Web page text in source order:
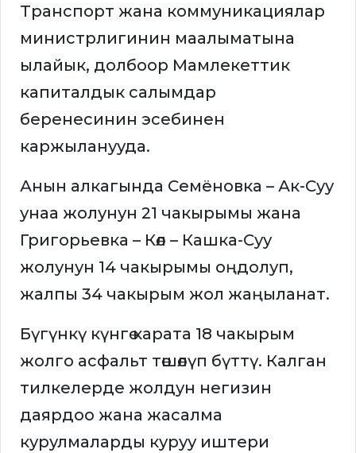
Транспорт жана коммуникациялар
министрлигинин маалыматына
ылайык, долбоор Мамлекеттик
капиталдык салымдар
беренесинин эсебинен
каржыланууда.
Анын алкагында Семёновка – Ак-Суу
унаа жолунун 21 чакырымы жана
Григорьевка – Көл – Кашка-Суу
жолунун 14 чакырымы оңдолуп,
жалпы 34 чакырым жол жаңыланат.
Бүгүнкү күнгө карата 18 чакырым
жолго асфальт төшөлүп бүттү. Калган
тилкелерде жолдун негизин
даярдоо жана жасалма
курулмаларды куруу иштери